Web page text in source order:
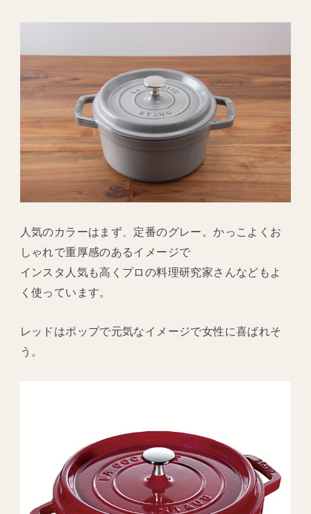
人気のカラーはまず、定番のグレー。かっこよくお
しゃれで重厚感のあるイメージで
インスタ人気も高くプロの料理研究家さんなどもよ
く使っています。
レッドはポップで元気なイメージで女性に喜ばれそ
う。